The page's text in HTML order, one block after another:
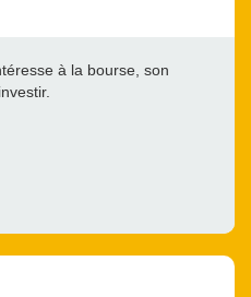
à la bourse, son